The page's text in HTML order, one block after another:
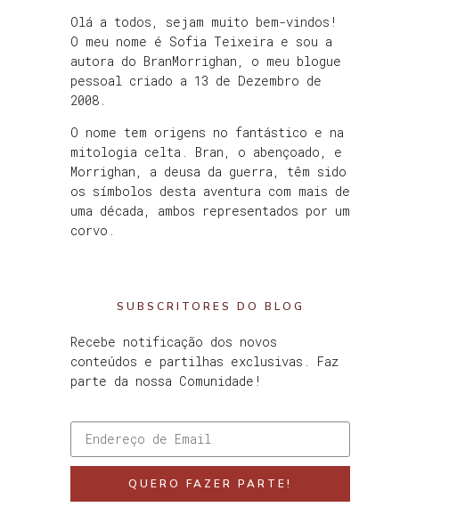
Olá a todos, sejam muito bem-vindos!
O meu nome é Sofia Teixeira e sou a
autora do BranMorrighan, o meu blogue
pessoal criado a 13 de Dezembro de
2008.
O nome tem origens no fantástico e na
mitologia celta. Bran, o abençoado, e
Morrighan, a deusa da guerra, têm sido
os símbolos desta aventura com mais de
uma década, ambos representados por um
corvo.
SUBSCRITORES DO BLOG
Recebe notificação dos novos
conteúdos e partilhas exclusivas. Faz
parte da nossa Comunidade!
QUERO FAZER PARTE!